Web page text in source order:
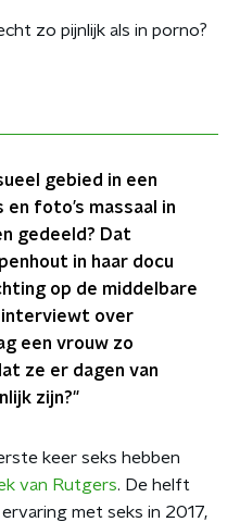
zo pijnlijk als in porno?
gebied in een
en foto’s massaal in
gedeeld? Dat
in haar docu
op de middelbare
interviewt over
een vrouw zo
ze er dagen van
zijn?"
keer seks hebben
van Rutgers. De helft
met seks in 2017,